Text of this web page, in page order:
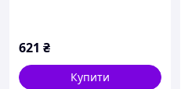
621 ₴
Купити